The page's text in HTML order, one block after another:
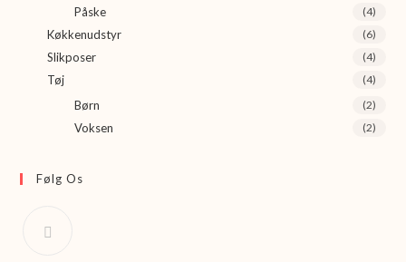
Påske (4)
Køkkenudstyr (6)
Slikposer (4)
Tøj (4)
Børn (2)
Voksen (2)
Følg Os